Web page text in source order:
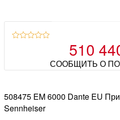
510
СООБЩИТЬ О
508475 EM 6000 Dante EU
Sennheiser